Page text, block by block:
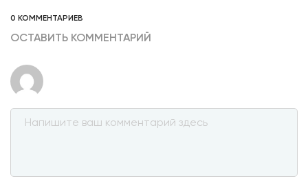
0 КОММЕНТАРИЕВ
ОСТАВИТЬ КОММЕНТАРИЙ